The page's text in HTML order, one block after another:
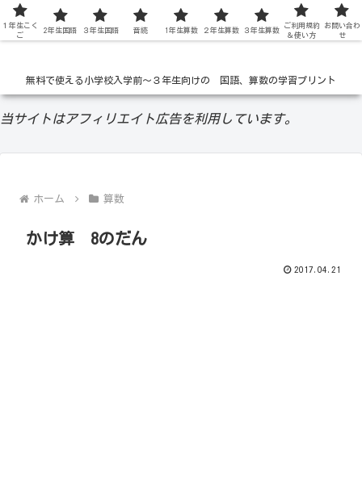
低学年の無料学習ドリル
無料で使える小学校入学前〜３年生向けの 国語、算数の学習プリント
当サイトはアフィリエイト広告を利用しています。
ホーム 算数
かけ算 8のだん
2017.04.21
１年生こく
ご
2年生国語 ３年生国語 音読 1年生算数 ２年生算数 ３年生算数
ご利用規約
＆使い方
お問い合わ
せ